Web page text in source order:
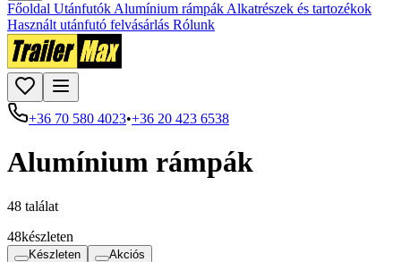
Főoldal Utánfutók Alumínium rámpák Alkatrészek és tartozékok
Használt utánfutó felvásárlás Rólunk
+36 70 580 4023•+36 20 423 6538
Alumínium rámpák
48 találat
48készleten
Készleten Akciós